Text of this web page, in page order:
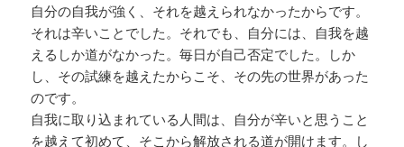
自分の自我が強く、それを越えられなかったからです。
それは辛いことでした。それでも、自分には、自我を越
えるしか道がなかった。毎日が自己否定でした。しか
し、その試練を越えたからこそ、その先の世界があった
のです。
自我に取り込まれている人間は、自分が辛いと思うこと
を越えて初めて、そこから解放される道が開けます。し